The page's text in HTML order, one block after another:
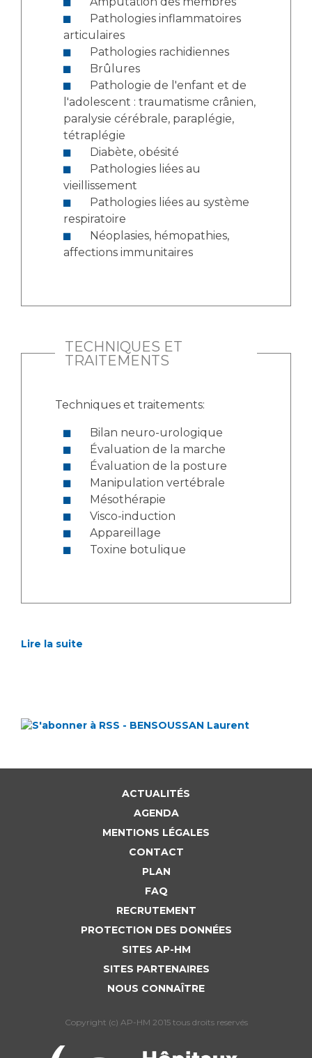
articulaires
Pathologies rachidiennes
Brûlures
l'adolescent : traumatisme crânien,
paralysie cérébrale, paraplégie,
tétraplégie
Diabète, obésité
vieillissement
respiratoire
affections immunitaires
TECHNIQUES ET
TRAITEMENTS
Techniques et traitements:
Bilan neuro-urologique
Évaluation de la marche
Évaluation de la posture
Manipulation vertébrale
Mésothérapie
Visco-induction
Appareillage
Toxine botulique
Lire la suite
ACTUALITÉS
AGENDA
MENTIONS LÉGALES
CONTACT
PLAN
FAQ
RECRUTEMENT
PROTECTION DES DONNÉES
SITES AP-HM
SITES PARTENAIRES
NOUS CONNAÎTRE
Copyright (c) AP-HM 2015 tous droits reservés